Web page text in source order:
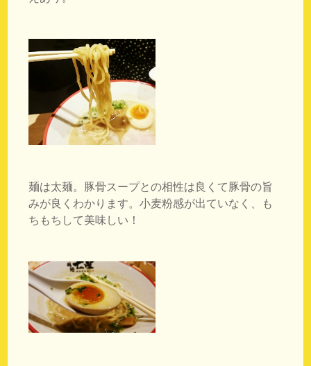
麺は太麺。豚骨スープとの相性は良くて豚骨の旨
みが良くわかります。小麦粉感が出ていなく、も
ちもちして美味しい！